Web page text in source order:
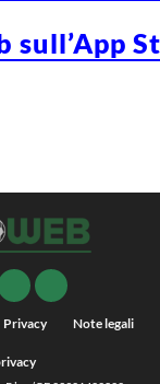
sull’App
Privacy Note legali